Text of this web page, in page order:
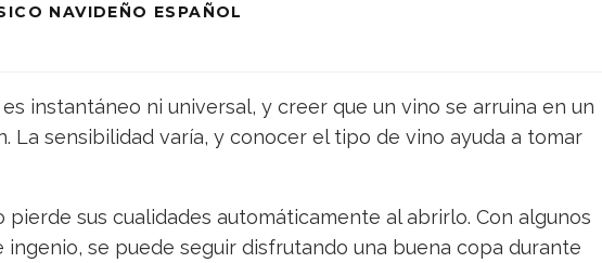
NAVIDEÑO ESPAÑOL
instantáneo ni universal, y creer que un vino se arruina en un
La sensibilidad varía, y conocer el tipo de vino ayuda a tomar
pierde sus cualidades automáticamente al abrirlo. Con algunos
ingenio, se puede seguir disfrutando una buena copa durante